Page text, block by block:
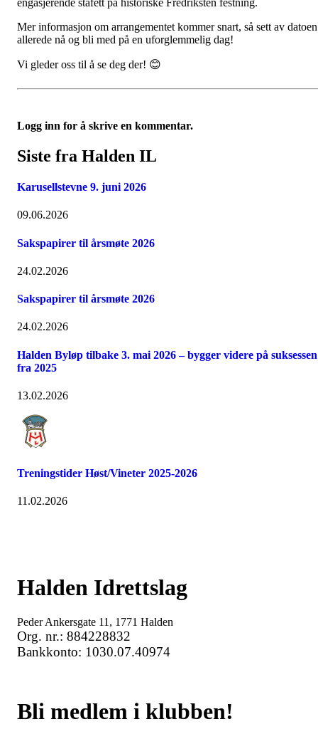
engasjerende stafett på historiske Fredriksten festning.
Mer informasjon om arrangementet kommer snart, så sett av datoen
allerede nå og bli med på en uforglemmelig dag!
Vi gleder oss til å se deg der! 😊
Logg inn for å skrive en kommentar.
Siste fra Halden IL
Karusellstevne 9. juni 2026
09.06.2026
Sakspapirer til årsmøte 2026
24.02.2026
Sakspapirer til årsmøte 2026
24.02.2026
Halden Byløp tilbake 3. mai 2026 – bygger videre på suksessen
fra 2025
13.02.2026
Treningstider Høst/Vineter 2025-2026
11.02.2026
Halden Idrettslag
Peder Ankersgate 11, 1771 Halden
Org. nr.: 884228832
Bankkonto: 1030.07.40974
Bli medlem i klubben!